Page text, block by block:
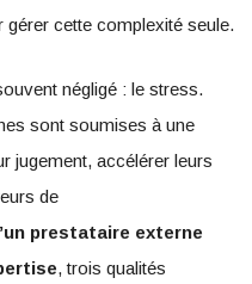
cette complexité seule.
négligé : le stress.
sont soumises à une
jugement, accélérer leurs
de
prestataire externe
, trois qualités